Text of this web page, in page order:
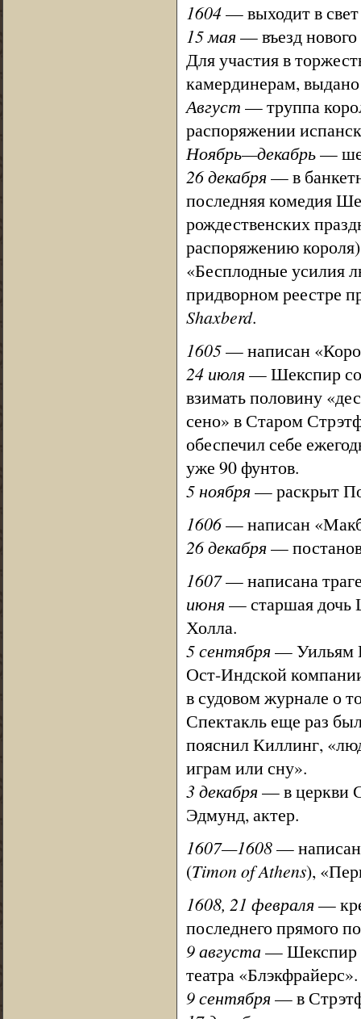
1604— выходит в свет
15 мая— въезд
Для участия в
камердинерам,
Август — труппа
распоряжении
Ноябрь—декабрь—
26 декабря— в
последняя комедия
рождественских
распоряжению
«Бесплодные усилия
придворном реестре
Shaxberd.
1605— написан
24 июля— Шекспир
взимать половину
сено» в Старом
обеспечил себе
уже 90 фунтов.
5 ноября— раскрыт
1606— написан
26 декабря—
1607— написана
июня— старшая дочь
Холла.
5 сентября— Уильям
Ост-Индской
в судовом журнале о
Спектакль еще раз
пояснил Киллинг,
играм или сну».
3 декабря— в церкви
Эдмунд, актер.
1607—1608—
(Timon of Athens),
1608, 21 февраля—
последнего прямого
9 августа — Шекспир
театра «Блэкфрайерс».
9 сентября— в